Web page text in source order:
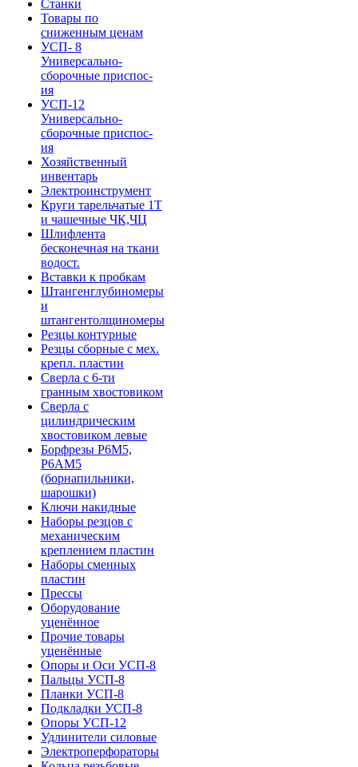
Станки
Товары по
сниженным ценам
УСП- 8
Универсально-
сборочные приспос-
ия
УСП-12
Универсально-
сборочные приспос-
ия
Хозяйственный
инвентарь
Электроинструмент
Круги тарельчатые 1Т
и чашечные ЧК,ЧЦ
Шлифлента
бесконечная на ткани
водост.
Вставки к пробкам
Штангенглубиномеры
и
штангентолщиномеры
Резцы контурные
Резцы сборные с мех.
крепл. пластин
Сверла с 6-ти
гранным хвостовиком
Сверла с
цилиндрическим
хвостовиком левые
Борфрезы Р6М5,
Р6АМ5
(борнапильники,
шарошки)
Ключи накидные
Наборы резцов с
механическим
креплением пластин
Наборы сменных
пластин
Прессы
Оборудование
уценённое
Прочие товары
уценённые
Опоры и Оси УСП-8
Пальцы УСП-8
Планки УСП-8
Подкладки УСП-8
Опоры УСП-12
Удлинители силовые
Электроперфораторы